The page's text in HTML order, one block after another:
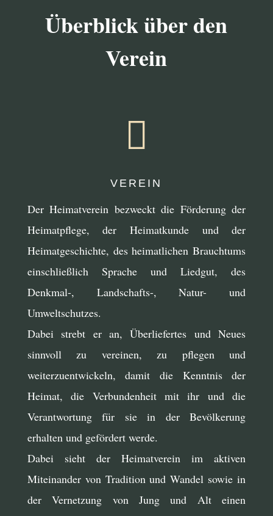
Überblick über den
Verein

VEREIN
Der Heimatverein bezweckt die Förderung der
Heimatpflege, der Heimatkunde und der
Heimatgeschichte, des heimatlichen Brauchtums
einschließlich Sprache und Liedgut, des
Denkmal-, Landschafts-, Natur- und
Umweltschutzes.
Dabei strebt er an, Überliefertes und Neues
sinnvoll zu vereinen, zu pflegen und
weiterzuentwickeln, damit die Kenntnis der
Heimat, die Verbundenheit mit ihr und die
Verantwortung für sie in der Bevölkerung
erhalten und gefördert werde.
Dabei sieht der Heimatverein im aktiven
Miteinander von Tradition und Wandel sowie in
der Vernetzung von Jung und Alt einen